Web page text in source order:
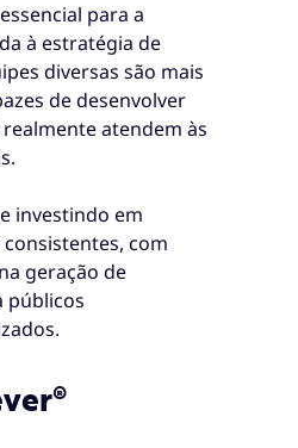
para a
à estratégia de
diversas são mais
de desenvolver
atendem às
investindo em
com
geração de
públicos